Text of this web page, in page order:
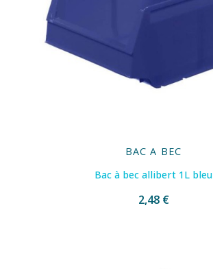
BAC A BEC
Bac à bec allibert 1L bleu
2,48 €